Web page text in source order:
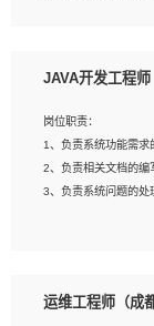
岗位要求：
2、精通linux命令。
3、熟悉oracle、
4、善于沟通，具有
5、必须有实际的生产
JAVA开发工程师
岗位职责：
1、负责系统功能需求
2、负责相关文档的编
3、负责系统问题的处
2、熟悉linux命令；
运维工程师（成